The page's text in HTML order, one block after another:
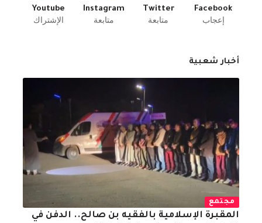
Facebook
إعجاب
Twitter
متابعة
Instagram
متابعة
Youtube
الإشتراك
أخبار شعبية
مجتمع
المقبرة الإسلامية بالفقيه بن صالح.. الدفن في